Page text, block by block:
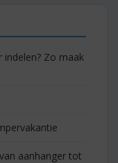
Zo maak
aanhanger tot